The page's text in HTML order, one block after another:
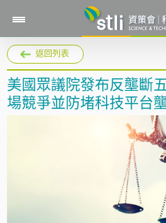
返回列表
美國眾議院發布反壟斷
場競爭並防堵科技平台